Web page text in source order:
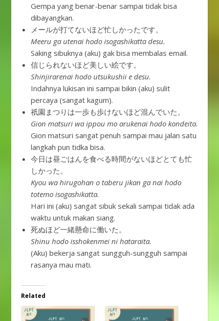
Gempa yang benar-benar sampai tidak bisa
dibayangkan.
メールが打てないほど忙しかったです。
Meeru ga utenai hodo isogashikatta desu.
Saking sibuknya (aku) gak bisa membalas email.
信じられないほど美しい絵です。
Shinjirarenai hodo utsukushii e desu.
Indahnya lukisan ini sampai bikin (aku) sulit
percaya (sangat kagum).
祇園まつりは一歩も歩けないほど混んでいた。
Gion matsuri wa ippou mo arukenai hodo kondeita.
Gion matsuri sangat penuh sampai mau jalan satu
langkah pun tidka bisa.
今日は昼ごはんを食べる時間がないほどとても忙
しかった。
Kyou wa hirugohan o taberu jikan ga nai hodo
totemo isogashikatta.
Hari ini (aku) sangat sibuk sekali sampai tidak ada
waktu untuk makan siang.
死ぬほど一緒懸命に働いた。
Shinu hodo isshokenmei ni hataraita.
(Aku) bekerja sangat sungguh-sungguh sampai
rasanya mau mati.
Related